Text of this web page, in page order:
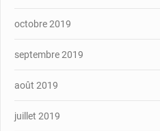
octobre 2019
septembre 2019
août 2019
juillet 2019